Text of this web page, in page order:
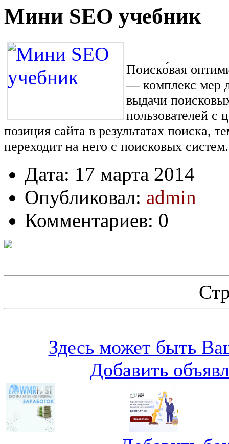
Мини SEO учебник
Поиско́вая
— комплекс мер
выдачи
пользователей
позиция сайта в результатах поиска,
переходит на него с поисковых систем.
Дата: 17 марта 2014
Опубликовал: admin
Комментариев: 0
Здесь может быть
Добавить